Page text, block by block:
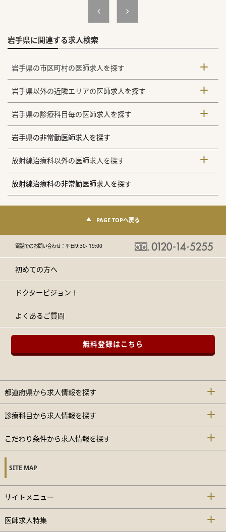
岩手県に関連する求人検索
岩手県の市区町村の医師求人を探す
岩手県以外の近隣エリアの医師求人を探す
岩手県の診療科目毎の医師求人を探す
岩手県の非常勤医師求人を探す
放射線治療科以外の医師求人を探す
放射線治療科の非常勤医師求人を探す
PAGE TOPへ戻る
電話でのお問い合わせ：平日9:30- 19:00
初めての方へ
ドクタービジョン＋
よくあるご質問
無料登録はこちら
都道府県から求人情報を探す
診療科目から求人情報を探す
こだわり条件から求人情報を探す
SITE MAP
サイトメニュー
医師求人特集